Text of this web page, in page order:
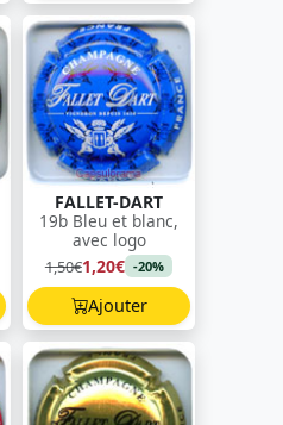
FALLET-DART
19b Bleu et blanc,
avec logo
1,50€1,20€ -20%
Ajouter